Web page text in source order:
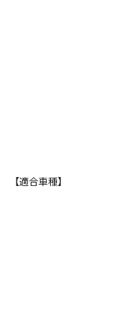
【適合車種】